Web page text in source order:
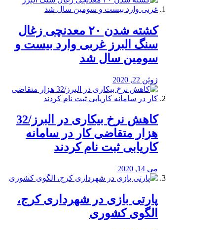
کشته شدن ۲۰ معدنچی زغال
سنگ البرز غربی وارد بیست و
سومین سال شد
ژوئن 22, 2020
کاهش نرخ بیکاری در البرز/32
هزار متقاضی کار در سامانه
کاریابی ثبت نام کردند
می 14, 2020
پارتی بازی در شهرداری کرج،
الگوی کشوری